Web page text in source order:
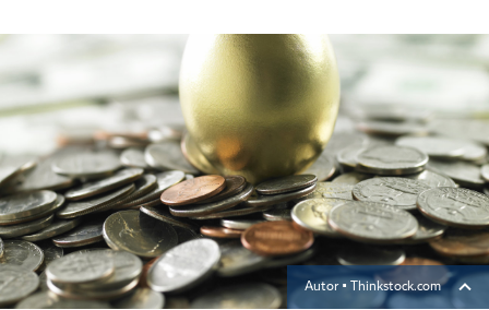
Autor ▪ Thinkstock.com